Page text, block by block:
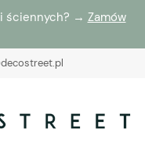
ściennych? → Zamów